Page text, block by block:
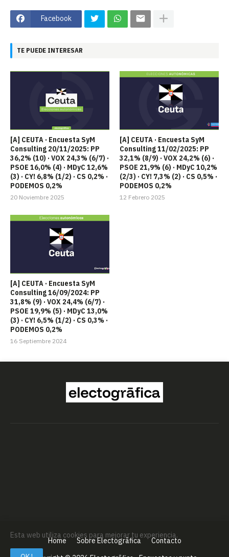
Facebook
TE PUEDE INTERESAR
[A] CEUTA · Encuesta SyM
Consulting 20/11/2025: PP
36,2% (10) · VOX 24,3% (6/7) ·
PSOE 16,0% (4) · MDyC 12,6%
(3) · CY! 6,8% (1/2) · CS 0,2% ·
PODEMOS 0,2%
20 Noviembre 2025
[A] CEUTA · Encuesta SyM
Consulting 11/02/2025: PP
32,1% (8/9) · VOX 24,2% (6) ·
PSOE 21,9% (6) · MDyC 10,2%
(2/3) · CY! 7,3% (2) · CS 0,5% ·
PODEMOS 0,2%
12 Febrero 2025
[A] CEUTA · Encuesta SyM
Consulting 16/09/2024: PP
31,8% (9) · VOX 24,4% (6/7) ·
PSOE 19,9% (5) · MDyC 13,0%
(3) · CY! 6,5% (1/2) · CS 0,3% ·
PODEMOS 0,2%
16 Septiembre 2024
Home Sobre Electogrāfica Contacto
Esta web utiliza cookies para mejorar tu experiencia.